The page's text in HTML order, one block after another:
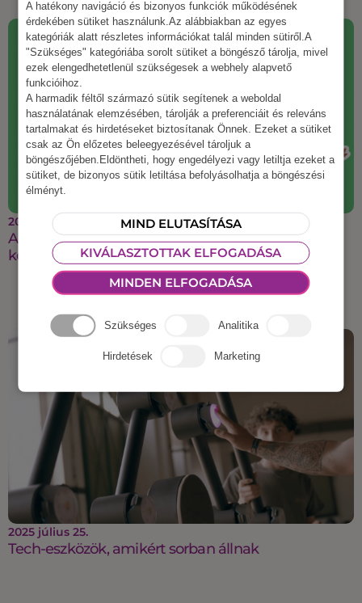
2025 augusztus 21.
A legmenőbb őszi csapatépítő ötletek, amiket a
kollégáid imádni fognak
2025 július 25.
Tech-eszközök, amikért sorban állnak
A hatékony navigáció és bizonyos funkciók működésének
érdekében sütiket használunk.Az alábbiakban az egyes
kategóriák alatt részletes információkat talál minden sütiről.A
"Szükséges" kategóriába sorolt sütiket a böngésző tárolja, mivel
ezek elengedhetetlenül szükségesek a webhely alapvető
funkcióihoz.
A harmadik féltől származó sütik segítenek a weboldal
használatának elemzésében, tárolják a preferenciáit és releváns
tartalmakat és hirdetéseket biztosítanak Önnek. Ezeket a sütiket
csak az Ön előzetes beleegyezésével tároljuk a
böngészőjében.Eldöntheti, hogy engedélyezi vagy letiltja ezeket a
sütiket, de bizonyos sütik letiltása befolyásolhatja a böngészési
élményt.
MIND ELUTASÍTÁSA
KIVÁLASZTOTTAK ELFOGADÁSA
MINDEN ELFOGADÁSA
Szükséges Analitika
Hirdetések Marketing